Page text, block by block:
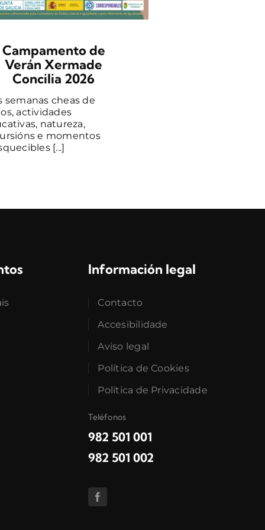
Campamento de
Verán Xermade
Concilia 2026
semanas cheas de
actividades
natureza,
e momentos
[...]
Información legal
Contacto
Accesibilidade
Aviso legal
Política de Cookies
Política de Privacidade
Teléfonos
982 501 001
982 501 002